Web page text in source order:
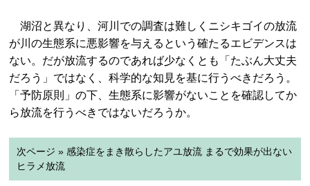
湖沼と異なり、河川での調査は難しくニシキゴイの放流
が川の生態系に悪影響を与えるという確たるエビデンスは
ない。だが放流するのであれば少なくとも「たぶん大丈夫
だろう」ではなく、科学的な知見を基に行うべきだろう。
「予防原則」の下、生態系に影響がないことを確認してか
ら放流を行うべきではないだろうか。
次ページ » 感染症をまき散らしたアユ放流 まるで効果が出ない
ヒラメ放流